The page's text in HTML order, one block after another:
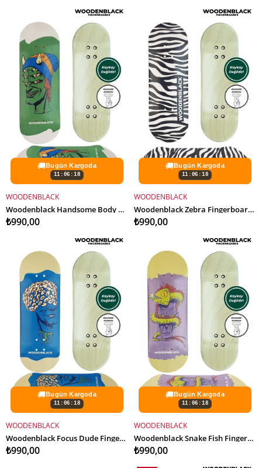
🚚Bugün Kargoda
11:06:16
SEPETE EKLE
WOODENBLACK
Woodenblack Handsome Body Fingerboard Deck
₺990,00
🚚Bugün Kargoda
11:06:16
SEPETE EKLE
WOODENBLACK
Woodenblack Zebra Fingerboard Deck
₺990,00
🚚Bugün Kargoda
11:06:16
SEPETE EKLE
WOODENBLACK
Woodenblack Focus Dude Fingerboard Deck
₺990,00
🚚Bugün Kargoda
11:06:16
SEPETE EKLE
WOODENBLACK
Woodenblack Snake Fish Fingerboard Deck
₺990,00